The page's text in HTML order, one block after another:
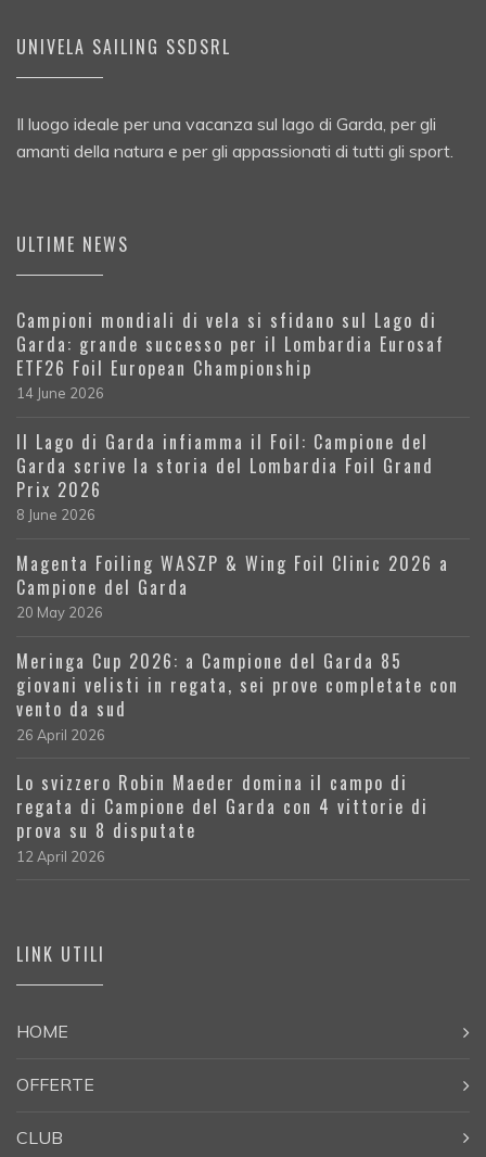
UNIVELA SAILING SSDSRL
Il luogo ideale per una vacanza sul lago di Garda, per gli
amanti della natura e per gli appassionati di tutti gli sport.
ULTIME NEWS
Campioni mondiali di vela si sfidano sul Lago di
Garda: grande successo per il Lombardia Eurosaf
ETF26 Foil European Championship
14 June 2026
Il Lago di Garda infiamma il Foil: Campione del
Garda scrive la storia del Lombardia Foil Grand
Prix 2026
8 June 2026
Magenta Foiling WASZP & Wing Foil Clinic 2026 a
Campione del Garda
20 May 2026
Meringa Cup 2026: a Campione del Garda 85
giovani velisti in regata, sei prove completate con
vento da sud
26 April 2026
Lo svizzero Robin Maeder domina il campo di
regata di Campione del Garda con 4 vittorie di
prova su 8 disputate
12 April 2026
LINK UTILI
HOME
OFFERTE
CLUB